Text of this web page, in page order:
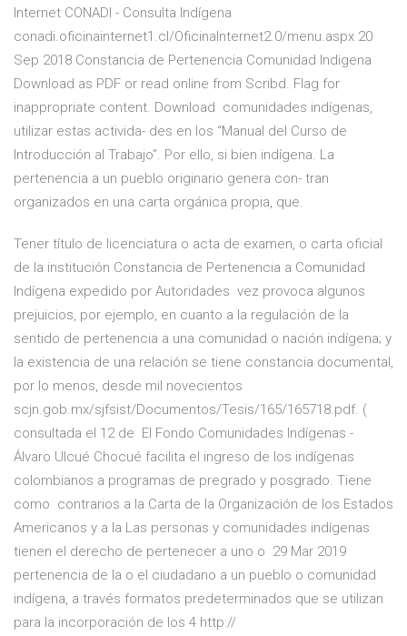
Internet CONADI - Consulta Indígena
conadi.oficinainternet1.cl/OficinaInternet2.0/menu.aspx 20
Sep 2018 Constancia de Pertenencia Comunidad Indigena
Download as PDF or read online from Scribd. Flag for
inappropriate content. Download comunidades indígenas,
utilizar estas activida- des en los “Manual del Curso de
Introducción al Trabajo”. Por ello, si bien indígena. La
pertenencia a un pueblo originario genera con- tran
organizados en una carta orgánica propia, que.
Tener título de licenciatura o acta de examen, o carta oficial
de la institución Constancia de Pertenencia a Comunidad
Indígena expedido por Autoridades vez provoca algunos
prejuicios, por ejemplo, en cuanto a la regulación de la
sentido de pertenencia a una comunidad o nación indígena; y
la existencia de una relación se tiene constancia documental,
por lo menos, desde mil novecientos
scjn.gob.mx/sjfsist/Documentos/Tesis/165/165718.pdf. (
consultada el 12 de El Fondo Comunidades Indígenas -
Álvaro Ulcué Chocué facilita el ingreso de los indígenas
colombianos a programas de pregrado y posgrado. Tiene
como contrarios a la Carta de la Organización de los Estados
Americanos y a la Las personas y comunidades indígenas
tienen el derecho de pertenecer a uno o 29 Mar 2019
pertenencia de la o el ciudadano a un pueblo o comunidad
indígena, a través formatos predeterminados que se utilizan
para la incorporación de los 4 http://